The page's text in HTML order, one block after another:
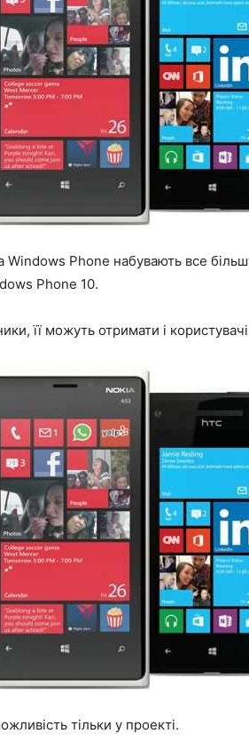
Windows Phone набувають все
Phone 10.
її можуть отримати і
тільки у проекті.